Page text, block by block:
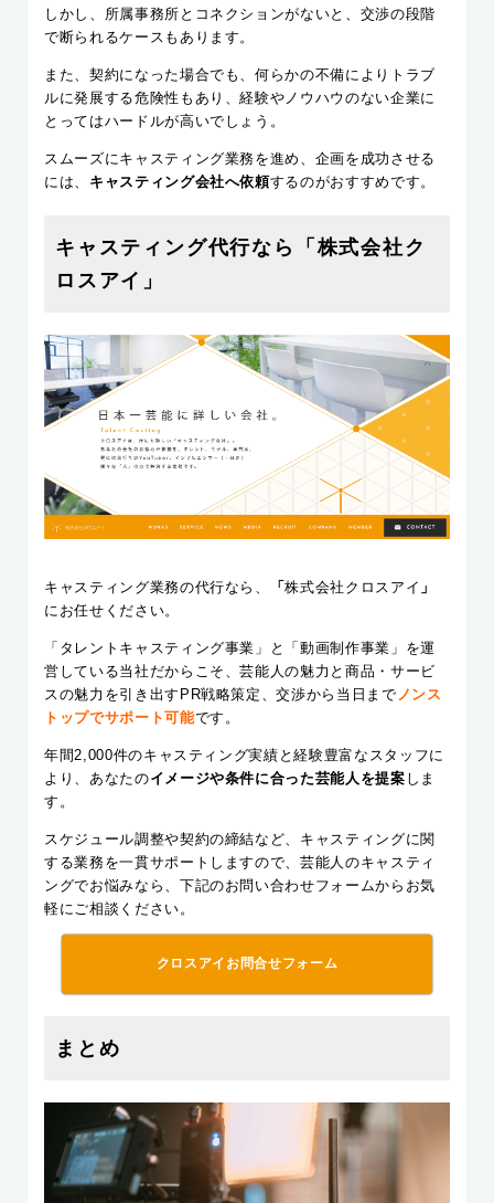
しかし、所属事務所とコネクションがないと、交渉の段階
で断られるケースもあります。
また、契約になった場合でも、何らかの不備によりトラブ
ルに発展する危険性もあり、経験やノウハウのない企業に
とってはハードルが高いでしょう。
スムーズにキャスティング業務を進め、企画を成功させる
には、 キャスティング会社へ依頼するのがおすすめです。
キャスティング代行なら「株式会社ク
ロスアイ」
キャスティング業務の代行なら、 「株式会社クロスアイ 」
にお任せください。
「タレントキャスティング事業」と「動画制作事業」を運
営している当社だからこそ、芸能人の魅力と商品・サービ
スの魅力を引き出すPR戦略策定、交渉から当日まで ノンス
トップでサポート可能です。
年間2,000件のキャスティング実績と経験豊富なスタッフに
より、あなたのイメージや条件に合った芸能人を提案 しま
す。
スケジュール調整や契約の締結など、キャスティングに関
する業務を一貫サポートしますので、芸能人のキャスティ
ングでお悩みなら、下記のお問い合わせフォームからお気
軽にご相談ください。
クロスアイお問合せフォーム
まとめ